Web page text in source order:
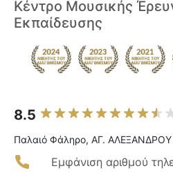
Κέντρο Μουσικής
Εκπαίδευσης
8.5
Παλαιό Φάληρο, ΑΓ.
Εμφάνιση αριθμού